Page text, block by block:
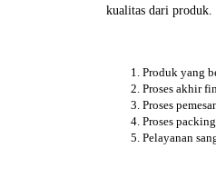
kualitas dari produk.
Produk yang
Proses akhir
Proses
Proses
Pelayanan